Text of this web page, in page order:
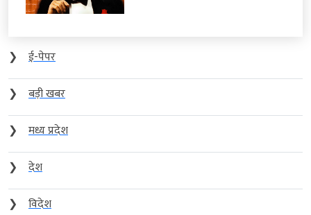
❯
ई-पेपर
❯
बड़ी खबर
❯
मध्य प्रदेश
❯
देश
❯
विदेश